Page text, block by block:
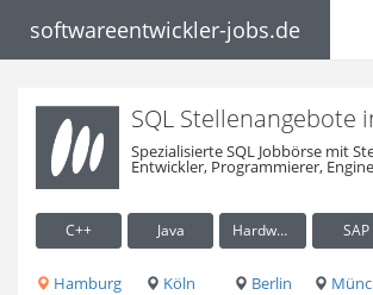
softwareentwickler-jobs.de
SQL Stellenangebote
Spezialisierte SQL Jobbörse mit
Entwickler, Programmierer,
C++ Java Hardware / Embedded SAP
Hamburg Köln Berlin